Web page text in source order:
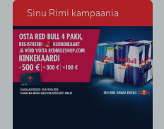
Sinu Rimi kampaania